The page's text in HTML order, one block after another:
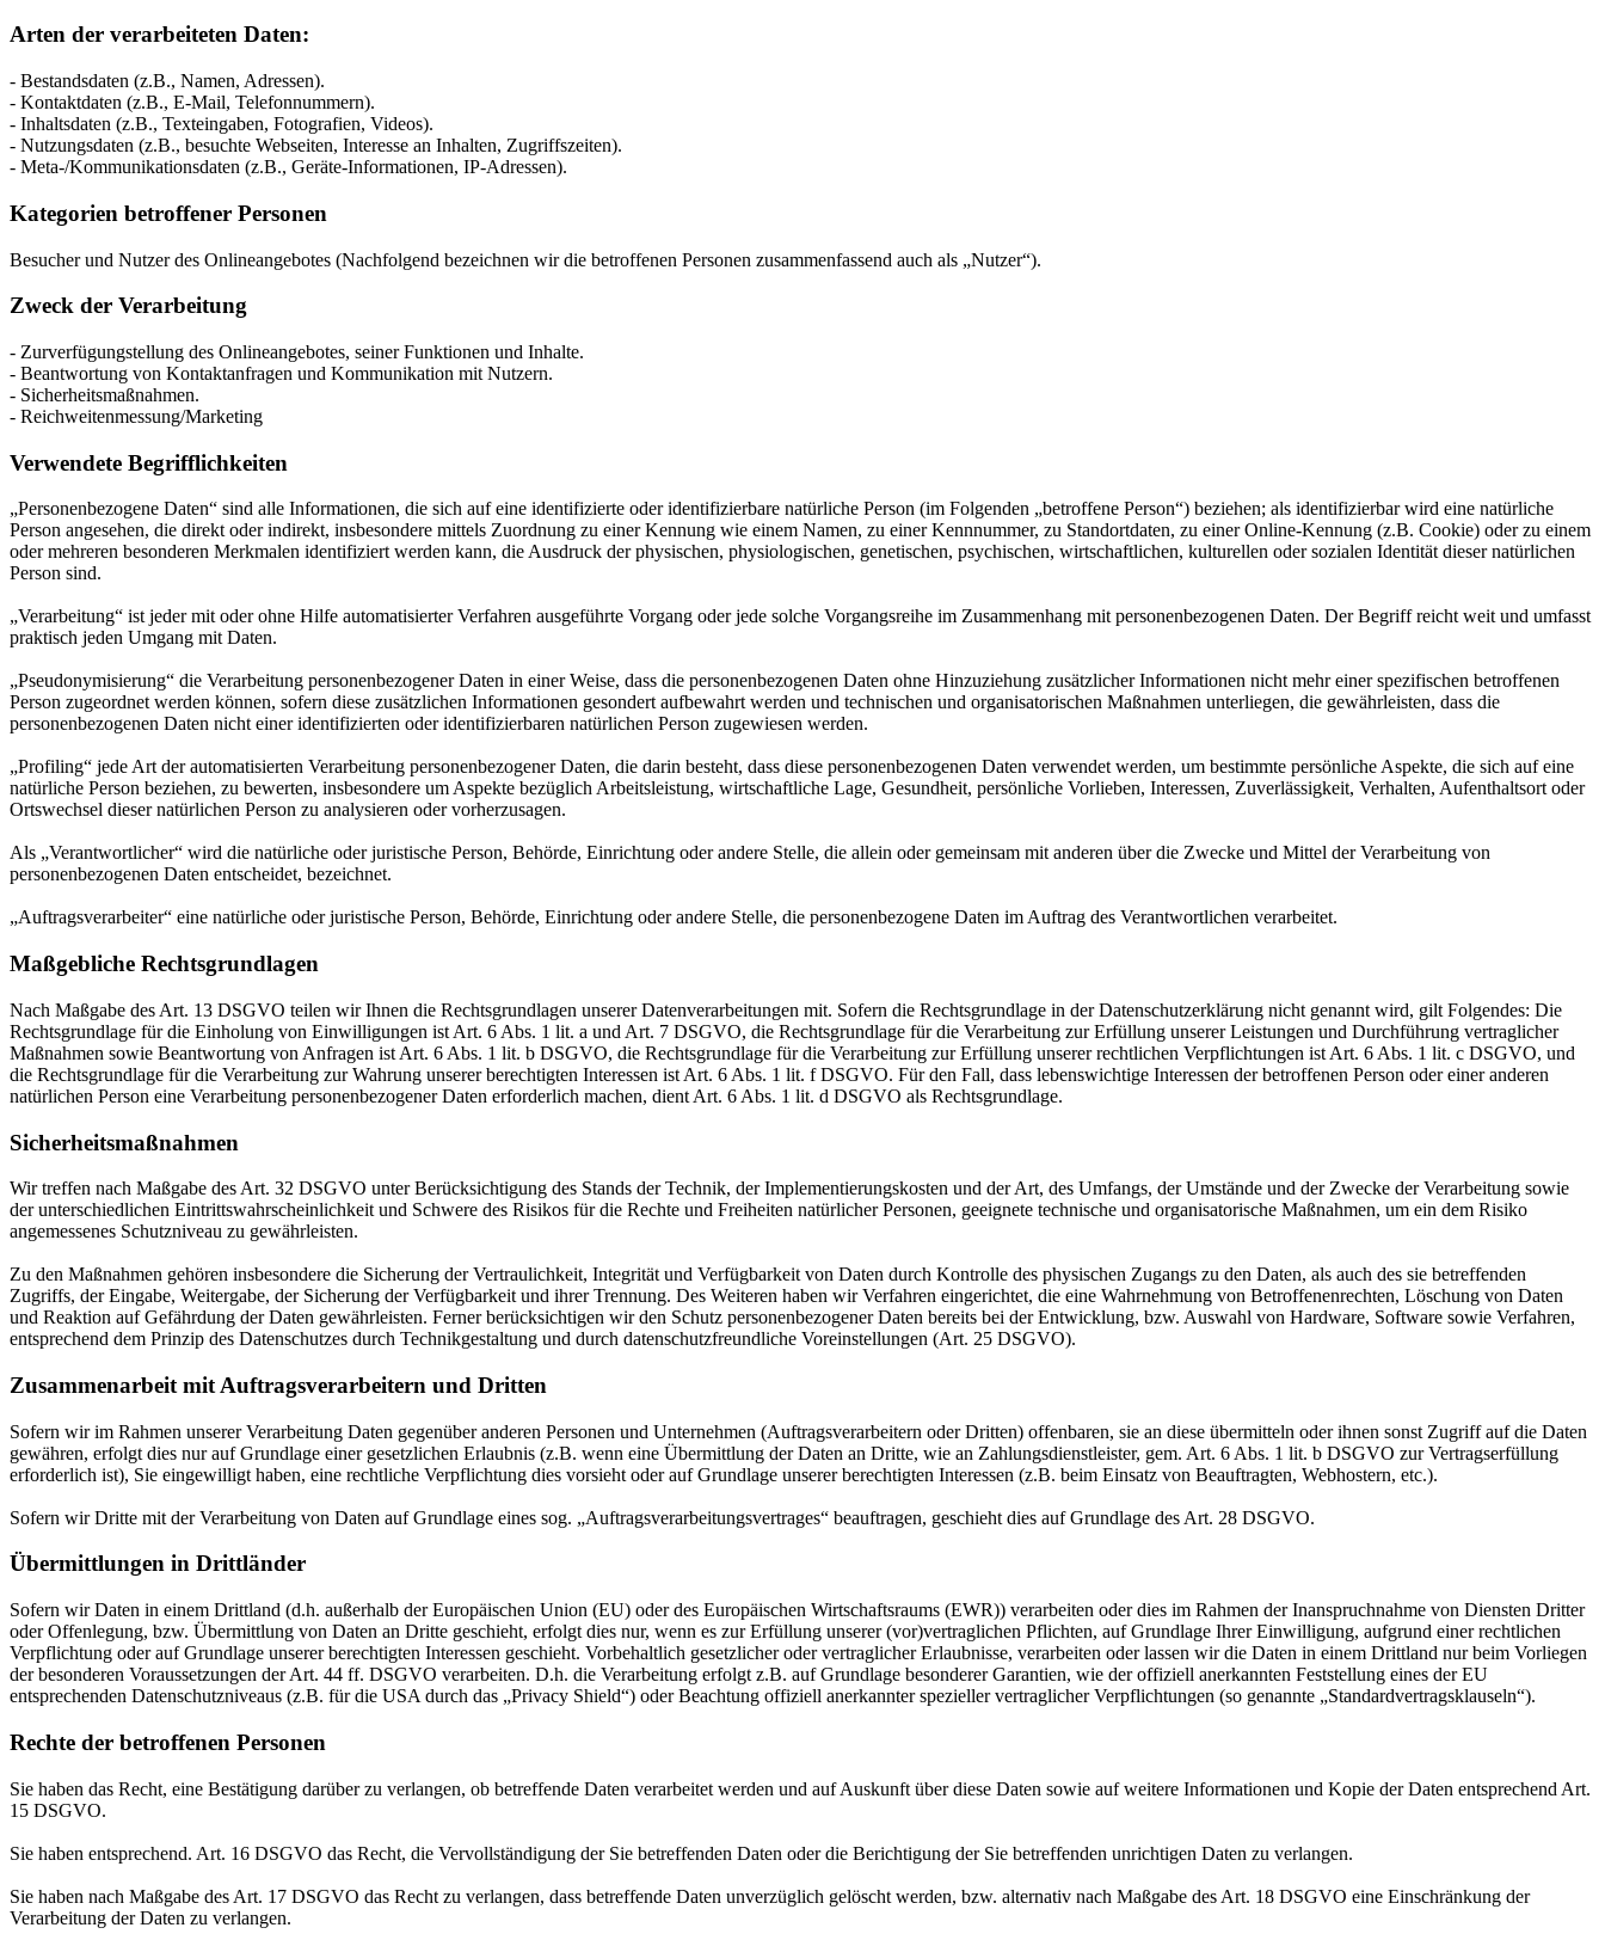
Arten der verarbeiteten Daten:
- Bestandsdaten (z.B., Namen, Adressen).
- Kontaktdaten (z.B., E-Mail, Telefonnummern).
- Inhaltsdaten (z.B., Texteingaben, Fotografien, Videos).
- Nutzungsdaten (z.B., besuchte Webseiten, Interesse an Inhalten, Zugriffszeiten).
- Meta-/Kommunikationsdaten (z.B., Geräte-Informationen, IP-Adressen).
Kategorien betroffener Personen
Besucher und Nutzer des Onlineangebotes (Nachfolgend bezeichnen wir die betroffenen Personen zusammenfassend auch als „Nutzer“).
Zweck der Verarbeitung
- Zurverfügungstellung des Onlineangebotes, seiner Funktionen und Inhalte.
- Beantwortung von Kontaktanfragen und Kommunikation mit Nutzern.
- Sicherheitsmaßnahmen.
- Reichweitenmessung/Marketing
Verwendete Begrifflichkeiten
„Personenbezogene Daten“ sind alle Informationen, die sich auf eine identifizierte oder identifizierbare natürliche Person (im Folgenden „betroffene Person“) beziehen; als identifizierbar wird eine natürliche
Person angesehen, die direkt oder indirekt, insbesondere mittels Zuordnung zu einer Kennung wie einem Namen, zu einer Kennnummer, zu Standortdaten, zu einer Online-Kennung (z.B. Cookie) oder zu einem
oder mehreren besonderen Merkmalen identifiziert werden kann, die Ausdruck der physischen, physiologischen, genetischen, psychischen, wirtschaftlichen, kulturellen oder sozialen Identität dieser natürlichen
Person sind.
„Verarbeitung“ ist jeder mit oder ohne Hilfe automatisierter Verfahren ausgeführte Vorgang oder jede solche Vorgangsreihe im Zusammenhang mit personenbezogenen Daten. Der Begriff reicht weit und umfasst
praktisch jeden Umgang mit Daten.
„Pseudonymisierung“ die Verarbeitung personenbezogener Daten in einer Weise, dass die personenbezogenen Daten ohne Hinzuziehung zusätzlicher Informationen nicht mehr einer spezifischen betroffenen
Person zugeordnet werden können, sofern diese zusätzlichen Informationen gesondert aufbewahrt werden und technischen und organisatorischen Maßnahmen unterliegen, die gewährleisten, dass die
personenbezogenen Daten nicht einer identifizierten oder identifizierbaren natürlichen Person zugewiesen werden.
„Profiling“ jede Art der automatisierten Verarbeitung personenbezogener Daten, die darin besteht, dass diese personenbezogenen Daten verwendet werden, um bestimmte persönliche Aspekte, die sich auf eine
natürliche Person beziehen, zu bewerten, insbesondere um Aspekte bezüglich Arbeitsleistung, wirtschaftliche Lage, Gesundheit, persönliche Vorlieben, Interessen, Zuverlässigkeit, Verhalten, Aufenthaltsort oder
Ortswechsel dieser natürlichen Person zu analysieren oder vorherzusagen.
Als „Verantwortlicher“ wird die natürliche oder juristische Person, Behörde, Einrichtung oder andere Stelle, die allein oder gemeinsam mit anderen über die Zwecke und Mittel der Verarbeitung von
personenbezogenen Daten entscheidet, bezeichnet.
„Auftragsverarbeiter“ eine natürliche oder juristische Person, Behörde, Einrichtung oder andere Stelle, die personenbezogene Daten im Auftrag des Verantwortlichen verarbeitet.
Maßgebliche Rechtsgrundlagen
Nach Maßgabe des Art. 13 DSGVO teilen wir Ihnen die Rechtsgrundlagen unserer Datenverarbeitungen mit. Sofern die Rechtsgrundlage in der Datenschutzerklärung nicht genannt wird, gilt Folgendes: Die
Rechtsgrundlage für die Einholung von Einwilligungen ist Art. 6 Abs. 1 lit. a und Art. 7 DSGVO, die Rechtsgrundlage für die Verarbeitung zur Erfüllung unserer Leistungen und Durchführung vertraglicher
Maßnahmen sowie Beantwortung von Anfragen ist Art. 6 Abs. 1 lit. b DSGVO, die Rechtsgrundlage für die Verarbeitung zur Erfüllung unserer rechtlichen Verpflichtungen ist Art. 6 Abs. 1 lit. c DSGVO, und
die Rechtsgrundlage für die Verarbeitung zur Wahrung unserer berechtigten Interessen ist Art. 6 Abs. 1 lit. f DSGVO. Für den Fall, dass lebenswichtige Interessen der betroffenen Person oder einer anderen
natürlichen Person eine Verarbeitung personenbezogener Daten erforderlich machen, dient Art. 6 Abs. 1 lit. d DSGVO als Rechtsgrundlage.
Sicherheitsmaßnahmen
Wir treffen nach Maßgabe des Art. 32 DSGVO unter Berücksichtigung des Stands der Technik, der Implementierungskosten und der Art, des Umfangs, der Umstände und der Zwecke der Verarbeitung sowie
der unterschiedlichen Eintrittswahrscheinlichkeit und Schwere des Risikos für die Rechte und Freiheiten natürlicher Personen, geeignete technische und organisatorische Maßnahmen, um ein dem Risiko
angemessenes Schutzniveau zu gewährleisten.
Zu den Maßnahmen gehören insbesondere die Sicherung der Vertraulichkeit, Integrität und Verfügbarkeit von Daten durch Kontrolle des physischen Zugangs zu den Daten, als auch des sie betreffenden
Zugriffs, der Eingabe, Weitergabe, der Sicherung der Verfügbarkeit und ihrer Trennung. Des Weiteren haben wir Verfahren eingerichtet, die eine Wahrnehmung von Betroffenenrechten, Löschung von Daten
und Reaktion auf Gefährdung der Daten gewährleisten. Ferner berücksichtigen wir den Schutz personenbezogener Daten bereits bei der Entwicklung, bzw. Auswahl von Hardware, Software sowie Verfahren,
entsprechend dem Prinzip des Datenschutzes durch Technikgestaltung und durch datenschutzfreundliche Voreinstellungen (Art. 25 DSGVO).
Zusammenarbeit mit Auftragsverarbeitern und Dritten
Sofern wir im Rahmen unserer Verarbeitung Daten gegenüber anderen Personen und Unternehmen (Auftragsverarbeitern oder Dritten) offenbaren, sie an diese übermitteln oder ihnen sonst Zugriff auf die Daten
gewähren, erfolgt dies nur auf Grundlage einer gesetzlichen Erlaubnis (z.B. wenn eine Übermittlung der Daten an Dritte, wie an Zahlungsdienstleister, gem. Art. 6 Abs. 1 lit. b DSGVO zur Vertragserfüllung
erforderlich ist), Sie eingewilligt haben, eine rechtliche Verpflichtung dies vorsieht oder auf Grundlage unserer berechtigten Interessen (z.B. beim Einsatz von Beauftragten, Webhostern, etc.).
Sofern wir Dritte mit der Verarbeitung von Daten auf Grundlage eines sog. „Auftragsverarbeitungsvertrages“ beauftragen, geschieht dies auf Grundlage des Art. 28 DSGVO.
Übermittlungen in Drittländer
Sofern wir Daten in einem Drittland (d.h. außerhalb der Europäischen Union (EU) oder des Europäischen Wirtschaftsraums (EWR)) verarbeiten oder dies im Rahmen der Inanspruchnahme von Diensten Dritter
oder Offenlegung, bzw. Übermittlung von Daten an Dritte geschieht, erfolgt dies nur, wenn es zur Erfüllung unserer (vor)vertraglichen Pflichten, auf Grundlage Ihrer Einwilligung, aufgrund einer rechtlichen
Verpflichtung oder auf Grundlage unserer berechtigten Interessen geschieht. Vorbehaltlich gesetzlicher oder vertraglicher Erlaubnisse, verarbeiten oder lassen wir die Daten in einem Drittland nur beim Vorliegen
der besonderen Voraussetzungen der Art. 44 ff. DSGVO verarbeiten. D.h. die Verarbeitung erfolgt z.B. auf Grundlage besonderer Garantien, wie der offiziell anerkannten Feststellung eines der EU
entsprechenden Datenschutzniveaus (z.B. für die USA durch das „Privacy Shield“) oder Beachtung offiziell anerkannter spezieller vertraglicher Verpflichtungen (so genannte „Standardvertragsklauseln“).
Rechte der betroffenen Personen
Sie haben das Recht, eine Bestätigung darüber zu verlangen, ob betreffende Daten verarbeitet werden und auf Auskunft über diese Daten sowie auf weitere Informationen und Kopie der Daten entsprechend Art.
15 DSGVO.
Sie haben entsprechend. Art. 16 DSGVO das Recht, die Vervollständigung der Sie betreffenden Daten oder die Berichtigung der Sie betreffenden unrichtigen Daten zu verlangen.
Sie haben nach Maßgabe des Art. 17 DSGVO das Recht zu verlangen, dass betreffende Daten unverzüglich gelöscht werden, bzw. alternativ nach Maßgabe des Art. 18 DSGVO eine Einschränkung der
Verarbeitung der Daten zu verlangen.